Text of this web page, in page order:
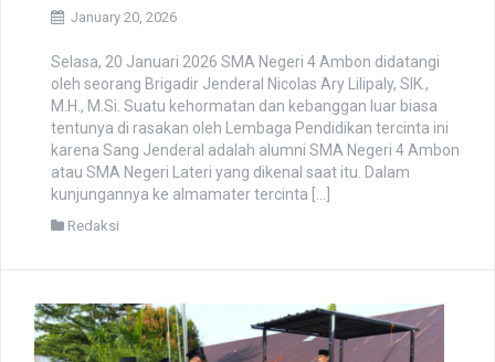
January 20, 2026
Selasa, 20 Januari 2026 SMA Negeri 4 Ambon didatangi
oleh seorang Brigadir Jenderal Nicolas Ary Lilipaly, SIK.,
M.H., M.Si. Suatu kehormatan dan kebanggan luar biasa
tentunya di rasakan oleh Lembaga Pendidikan tercinta ini
karena Sang Jenderal adalah alumni SMA Negeri 4 Ambon
atau SMA Negeri Lateri yang dikenal saat itu. Dalam
kunjungannya ke almamater tercinta […]
Redaksi